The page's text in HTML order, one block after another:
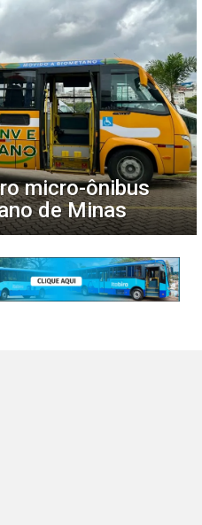
micro-ônibus
de Minas